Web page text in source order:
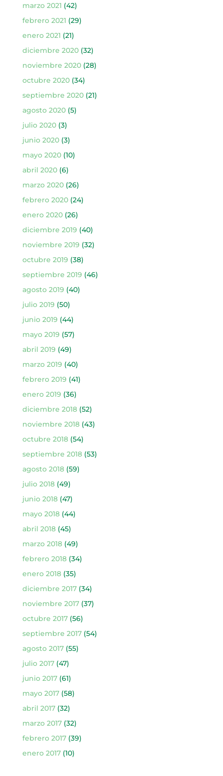
marzo 2021 (42)
febrero 2021 (29)
enero 2021 (21)
diciembre 2020(32)
noviembre 2020(28)
octubre 2020(34)
septiembre 2020(21)
agosto 2020(5)
julio 2020(3)
junio 2020(3)
mayo 2020(10)
abril 2020(6)
marzo 2020(26)
febrero 2020(24)
enero 2020(26)
diciembre 2019 (40)
noviembre 2019 (32)
octubre 2019 (38)
septiembre 2019 (46)
agosto 2019 (40)
julio 2019 (50)
junio 2019 (44)
mayo 2019 (57)
abril 2019 (49)
marzo 2019 (40)
febrero 2019 (41)
enero 2019 (36)
diciembre 2018(52)
noviembre 2018(43)
octubre 2018(54)
septiembre 2018(53)
agosto 2018(59)
julio 2018(49)
junio 2018(47)
mayo 2018(44)
abril 2018(45)
marzo 2018(49)
febrero 2018(34)
enero 2018(35)
diciembre 2017(34)
noviembre 2017(37)
octubre 2017(56)
septiembre 2017(54)
agosto 2017(55)
julio 2017(47)
junio 2017(61)
mayo 2017(58)
abril 2017(32)
marzo 2017(32)
febrero 2017(39)
enero 2017(10)